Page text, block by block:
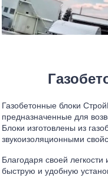
Газобетонные блоки
предназначенные для
Блоки изготовлены из
звукоизоляционными
Благодаря своей
быструю и удобную